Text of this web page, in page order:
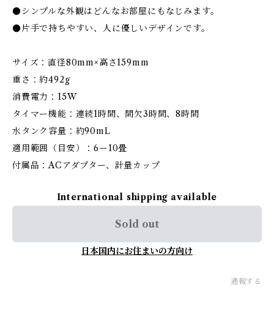
●シンプルな外観はどんなお部屋にもなじみます。
●片手で持ちやすい、人に優しいデザインです。
サイズ：直径80mm×高さ159mm
重さ：約492g
消費電力：15W
タイマー機能：連続1時間、間欠3時間、8時間
水タンク容量：約90mL
適用範囲（目安）：6ー10畳
付属品：ACアダプター、計量カップ
International shipping available
Sold out
日本国内にお住まいの方向け
通報する